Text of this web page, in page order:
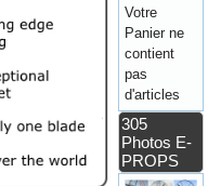
Votre
Panier ne
contient
pas
d'articles
305
Photos E-
PROPS